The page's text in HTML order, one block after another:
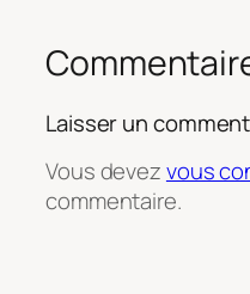
Laisser un
Vous devezvous
commentaire.